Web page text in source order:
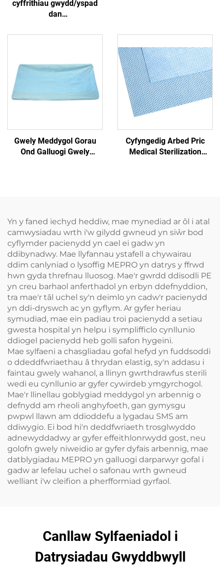
cyffrithiau gwydd/yspad
dan
Gwely Meddygol Gorau
Ond Galluogi Gwely
Cyfyngedig Arbed Pric
Medical Sterilization
Yn y faned iechyd heddiw, mae mynediad ar ôl i atal
camwysiadau wrth i'w gilydd gwneud yn siŵr bod
cyflymder pacienydd yn cael ei gadw yn
ddibynadwy. Mae llyfannau ystafell a chywairau
ddim canlyniad o lysoffig MEPRO yn datrys y ffrwd
hwn gyda threfnau lluosog. Mae'r gwrdd ddisodli PE
yn creu barhaol anferthadol yn erbyn ddefnyddion,
tra mae'r tâl uchel sy'n deimlo yn cadw'r pacienydd
yn ddi-dryswch ac yn gyflym. Ar gyfer heriau
symudiad, mae ein padiau troi pacienydd a setiau
gwesta hospital yn helpu i symplifficlo cynllunio
ddiogel pacienydd heb golli safon hygeini.
Mae sylfaeni a chasgliadau gofal hefyd yn fuddsoddi
o ddeddfwriaethau â thrydan elastig, sy'n addasu i
faintau gwely wahanol, a llinyn gwrthdrawfus sterili
wedi eu cynllunio ar gyfer cywirdeb ymgyrchogol.
Mae'r llinellau goblygiad meddygol yn arbennig o
defnydd am rheoli anghyfoeth, gan gymysgu
pwpwl llawn am ddioddefu a lygadau SMS am
ddiwygio. Ei bod hi'n deddfwriaeth trosglwyddo
adnewyddadwy ar gyfer effeithlonrwydd gost, neu
golofn gwely niweidio ar gyfer dyfais arbennig, mae
datblygiadau MEPRO yn galluogi darparwyr gofal i
gadw ar lefelau uchel o safonau wrth gwneud
welliant i'w cleifion a pherfformiad gyrfaol.
Canllaw Sylfaeniadol i
Datrysiadau Gwyddbwyll